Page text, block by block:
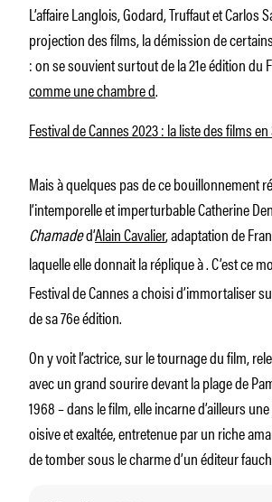
L’affaire Langlois, Godard, Truffaut et Carlos
projection des films, la démission de
: on se souvient surtout de la 21e édition du
comme une chambre d.
Festival de Cannes 2023 : la liste des films
Mais à quelques pas de ce bouillonnement
l’intemporelle et imperturbable Catherine
Chamaded’Alain Cavalier, adaptation de
laquelle elle donnait la réplique à. C’est ce
Festival de Cannes a choisi d’immortaliser
de sa 76e édition.
On y voit l’actrice, sur le tournage du film,
avec un grand sourire devant la plage de
1968 – dans le film, elle incarne d’ailleurs
oisive et exaltée, entretenue par un riche
de tomber sous le charme d’un éditeur